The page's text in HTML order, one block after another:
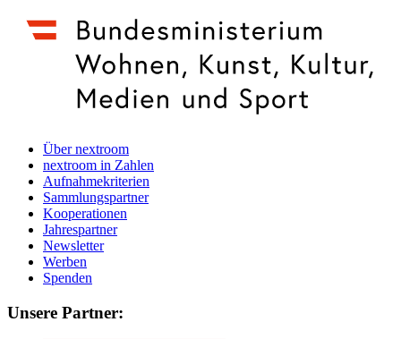
Über nextroom
nextroom in Zahlen
Aufnahmekriterien
Sammlungspartner
Kooperationen
Jahrespartner
Newsletter
Werben
Spenden
Unsere Partner: